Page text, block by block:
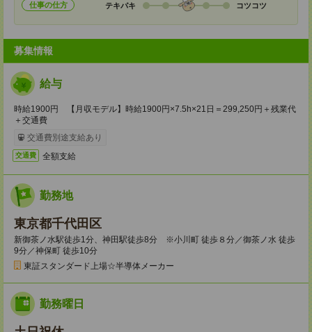
仕事の仕方 テキパキ コツコツ
募集情報
給与
時給1900円 【月収モデル】時給1900円×7.5h×21日＝299,250円＋残業代
＋交通費
交通費別途支給あり
交通費 全額支給
勤務地
東京都千代田区
新御茶ノ水駅徒歩1分、神田駅徒歩8分 ※小川町 徒歩８分／御茶ノ水 徒歩
9分／神保町 徒歩10分
東証スタンダード上場☆半導体メーカー
勤務曜日